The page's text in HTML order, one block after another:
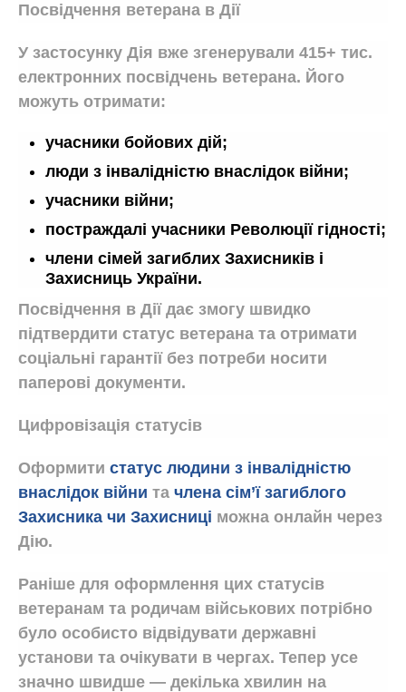
Посвідчення ветерана в Дії
У застосунку Дія вже згенерували 415+ тис.
електронних посвідчень ветерана. Його
можуть отримати:
учасники бойових дій;
люди з інвалідністю внаслідок війни;
учасники війни;
постраждалі учасники Революції гідності;
члени сімей загиблих Захисників і
Захисниць України.
Посвідчення в Дії дає змогу швидко
підтвердити статус ветерана та отримати
соціальні гарантії без потреби носити
паперові документи.
Цифровізація статусів
Оформити статус людини з інвалідністю
внаслідок війни та члена сім’ї загиблого
Захисника чи Захисниці можна онлайн через
Дію.
Раніше для оформлення цих статусів
ветеранам та родичам військових потрібно
було особисто відвідувати державні
установи та очікувати в чергах. Тепер усе
значно швидше — декілька хвилин на